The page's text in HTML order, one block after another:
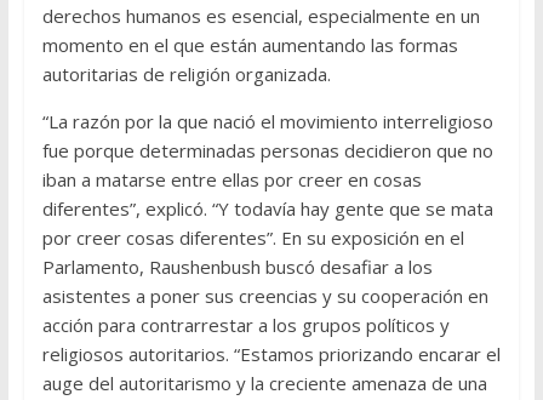
derechos humanos es esencial, especialmente en un
momento en el que están aumentando las formas
autoritarias de religión organizada.
“La razón por la que nació el movimiento interreligioso
fue porque determinadas personas decidieron que no
iban a matarse entre ellas por creer en cosas
diferentes”, explicó. “Y todavía hay gente que se mata
por creer cosas diferentes”. En su exposición en el
Parlamento, Raushenbush buscó desafiar a los
asistentes a poner sus creencias y su cooperación en
acción para contrarrestar a los grupos políticos y
religiosos autoritarios. “Estamos priorizando encarar el
auge del autoritarismo y la creciente amenaza de una